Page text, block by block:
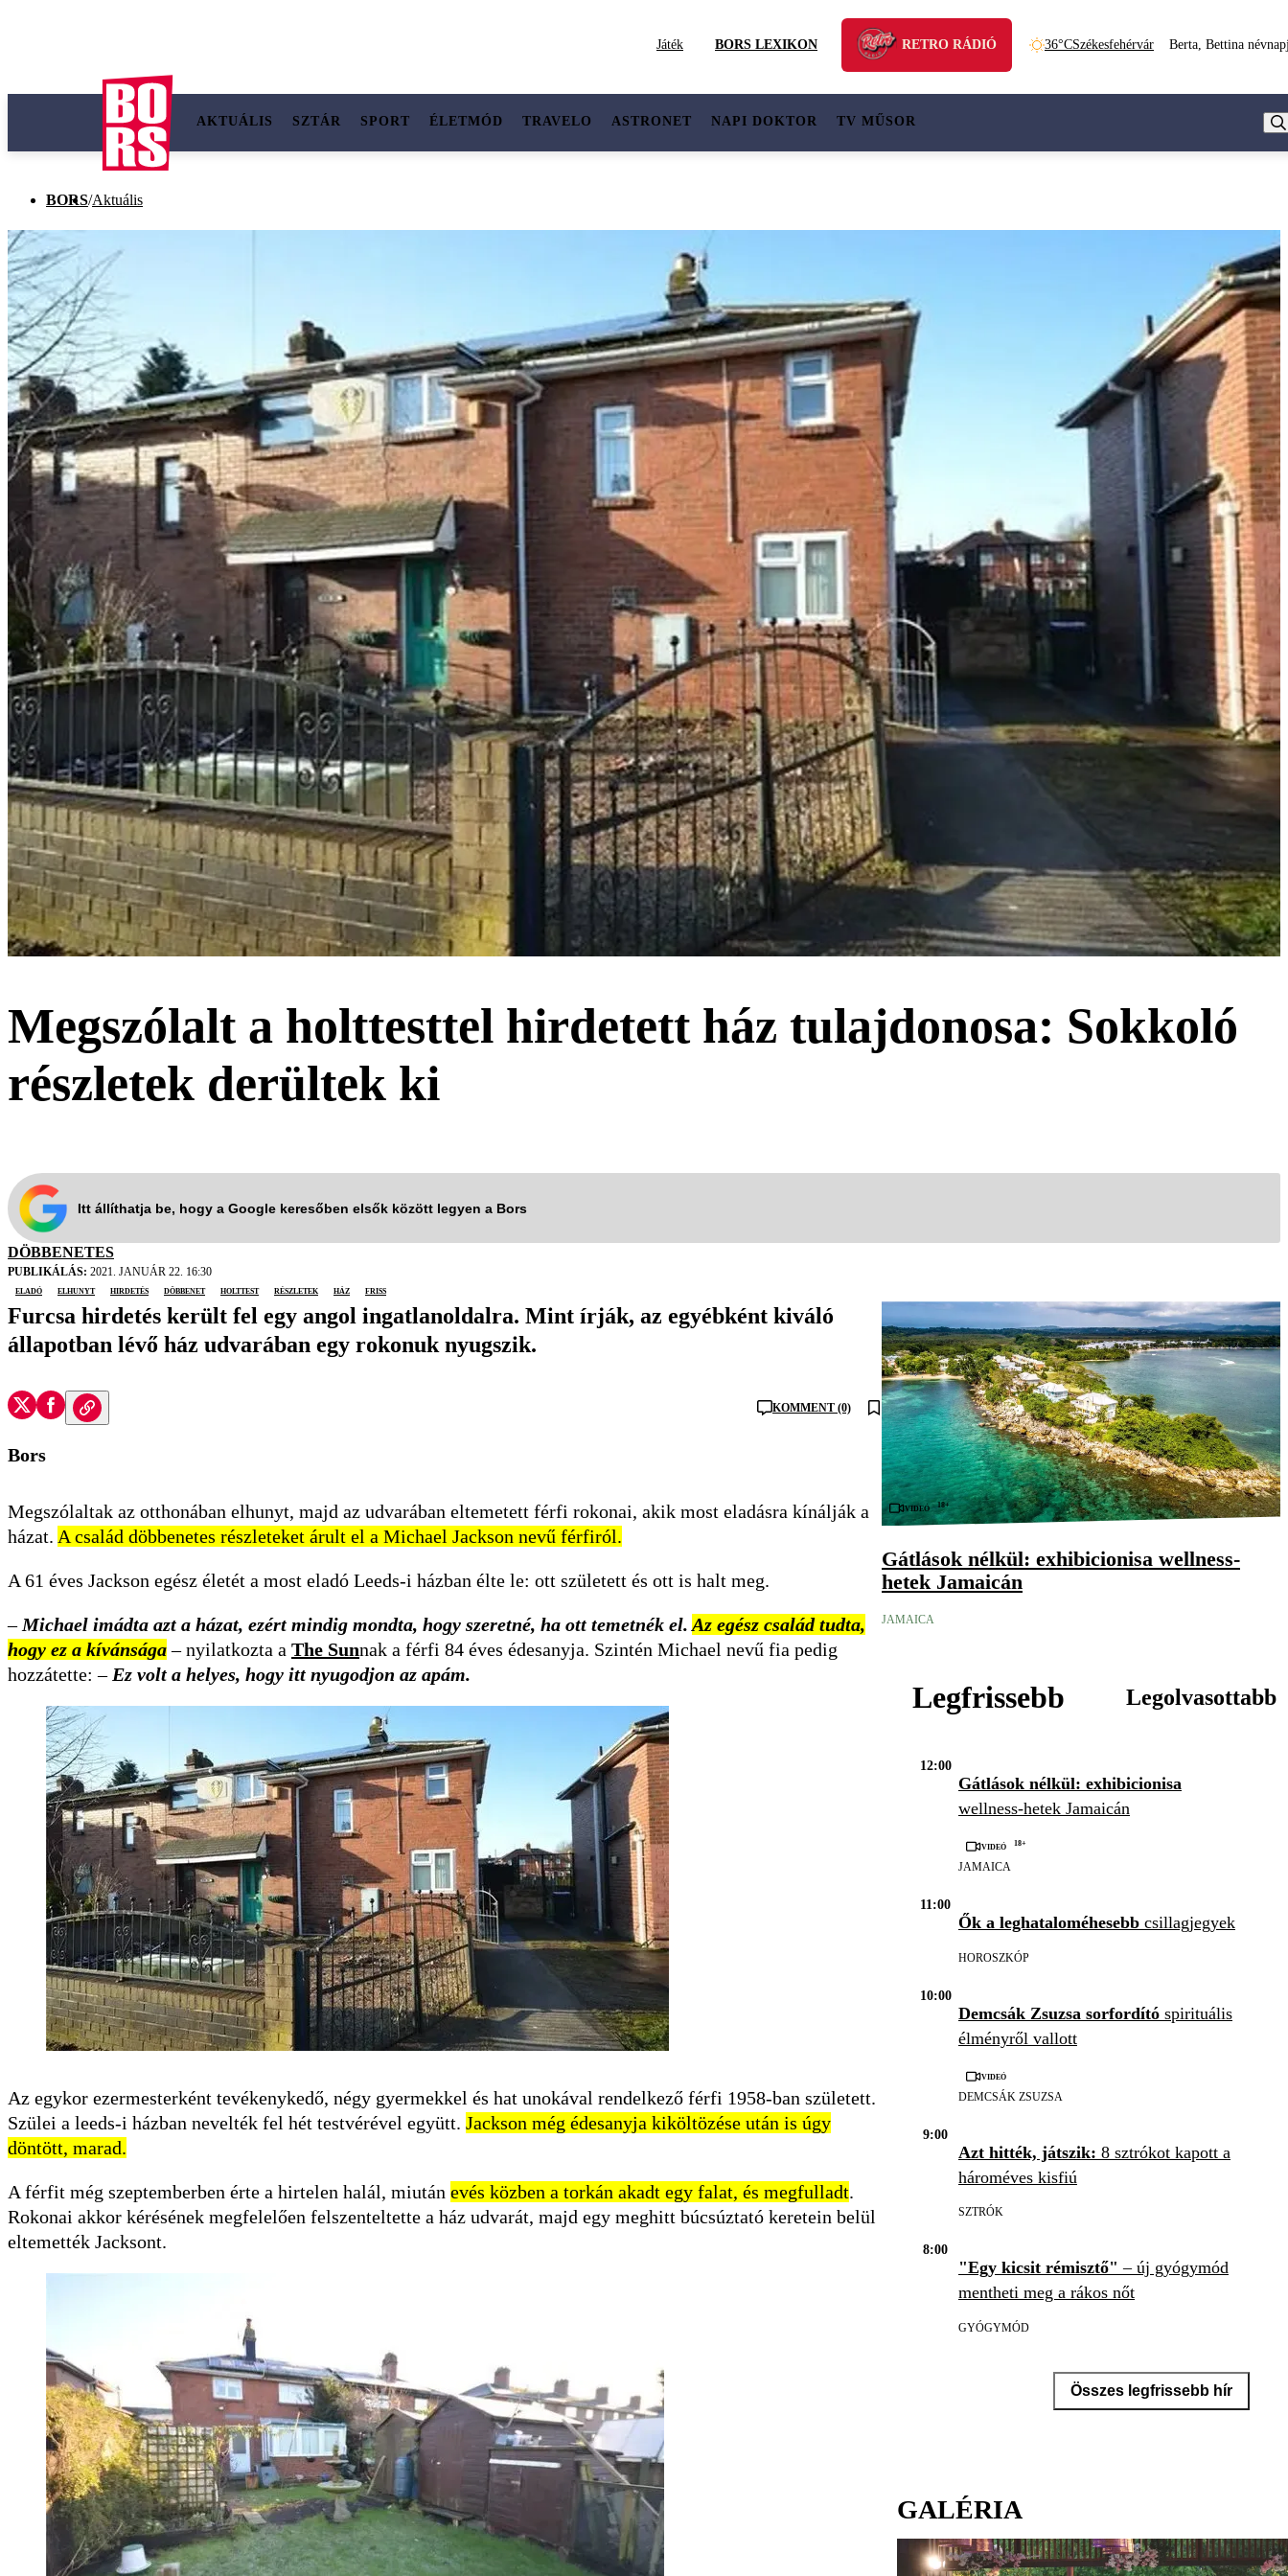
Játék BORS LEXIKON RETRO RÁDIÓ 36°CSzékesfehérvár Berta, Bettina
AKTUÁLIS SZTÁR SPORT ÉLETMÓD TRAVELO ASTRONET NAPI DOKTOR TV MŰSOR
BORS/Aktuális
Megszólalt a holttesttel hirdetett ház tulajdonosa: Sokkoló
részletek derültek ki
Itt állíthatja be, hogy a Google keresőben elsők között legyen a Bors
DÖBBENETES
PUBLIKÁLÁS: 2021. JANUÁR 22. 16:30
eladó
elhunyt hirdetés döbbenet holttest részletek ház friss
Furcsa hirdetés került fel egy angol ingatlanoldalra. Mint írják, az egyébként kiváló
állapotban lévő ház udvarában egy rokonuk nyugszik.
KOMMENT (0)
Bors
Megszólaltak az otthonában elhunyt, majd az udvarában eltemetett férfi rokonai, akik most eladásra kínálják a
házat. A család döbbenetes részleteket árult el a Michael Jackson nevű férfiról.
A 61 éves Jackson egész életét a most eladó Leeds-i házban élte le: ott született és ott is halt meg.
– Michael imádta azt a házat, ezért mindig mondta, hogy szeretné, ha ott temetnék el. Az egész család tudta,
hogy ez a kívánsága– nyilatkozta a The Sunnak a férfi 84 éves édesanyja. Szintén Michael nevű fia pedig
hozzátette: – Ez volt a helyes, hogy itt nyugodjon az apám.
Az egykor ezermesterként tevékenykedő, négy gyermekkel és hat unokával rendelkező férfi 1958-ban született.
Szülei a leeds-i házban nevelték fel hét testvérével együtt. Jackson még édesanyja kiköltözése után is úgy
döntött, marad.
A férfit még szeptemberben érte a hirtelen halál, miután evés közben a torkán akadt egy falat, és megfulladt.
Rokonai akkor kérésének megfelelően felszenteltette a ház udvarát, majd egy meghitt búcsúztató keretein belül
eltemették Jacksont.
Videó 18+
Gátlások nélkül: exhibicionisa wellness-
hetek Jamaicán
JAMAICA
Legfrissebb Legolvasottabb
12:00
Gátlások nélkül: exhibicionisa
wellness-hetek Jamaicán
Videó 18+
JAMAICA
11:00
Ők a leghataloméhesebb csillagjegyek
HOROSZKÓP
10:00
Demcsák Zsuzsa sorfordító spirituális
élményről vallott
Videó
DEMCSÁK ZSUZSA
9:00
Azt hitték, játszik: 8 sztrókot kapott a
hároméves kisfiú
SZTRÓK
8:00
"Egy kicsit rémisztő" – új gyógymód
mentheti meg a rákos nőt
GYÓGYMÓD
Összes legfrissebb hír
GALÉRIA